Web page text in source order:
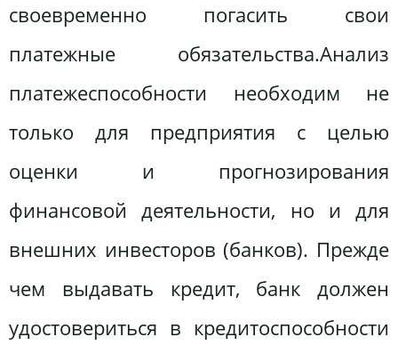
своевременно погасить свои
платежные обязательства.Анализ
платежеспособности необходим не
только для предприятия с целью
оценки и прогнозирования
финансовой деятельности, но и для
внешних инвесторов (банков). Прежде
чем выдавать кредит, банк должен
удостовериться в кредитоспособности